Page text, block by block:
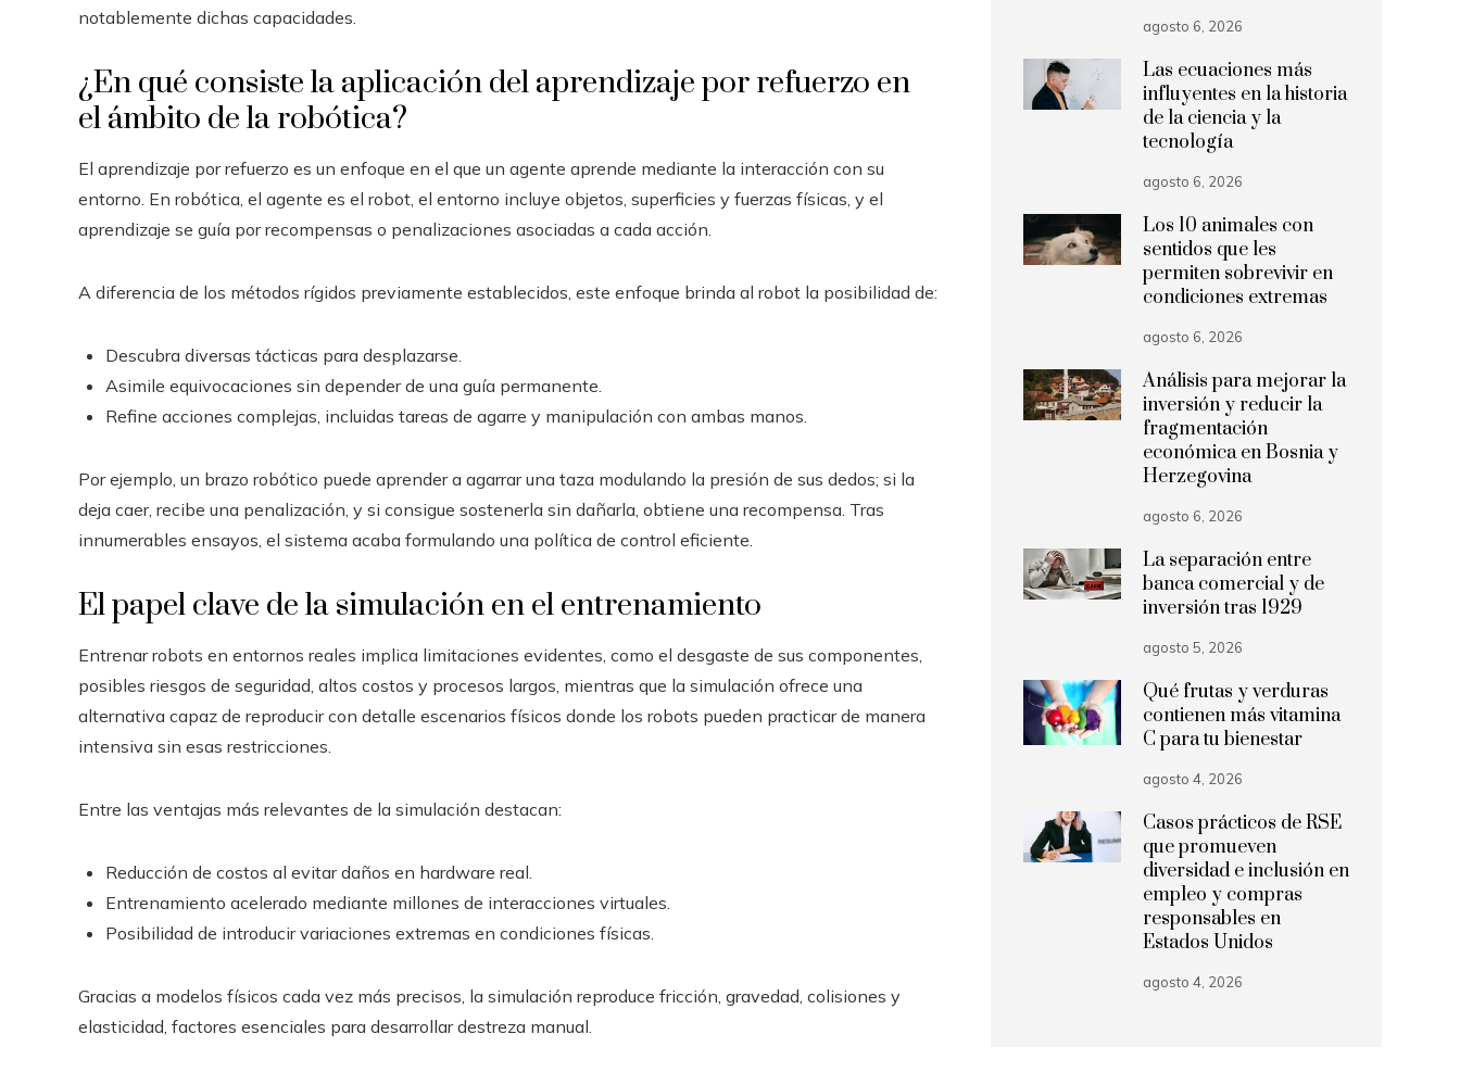
notablemente dichas capacidades.
¿En qué consiste la aplicación del aprendizaje por refuerzo en
el ámbito de la robótica?
El aprendizaje por refuerzo es un enfoque en el que un agente aprende mediante la interacción con su
entorno. En robótica, el agente es el robot, el entorno incluye objetos, superficies y fuerzas físicas, y el
aprendizaje se guía por recompensas o penalizaciones asociadas a cada acción.
A diferencia de los métodos rígidos previamente establecidos, este enfoque brinda al robot la posibilidad de:
Descubra diversas tácticas para desplazarse.
Asimile equivocaciones sin depender de una guía permanente.
Refine acciones complejas, incluidas tareas de agarre y manipulación con ambas manos.
Por ejemplo, un brazo robótico puede aprender a agarrar una taza modulando la presión de sus dedos; si la
deja caer, recibe una penalización, y si consigue sostenerla sin dañarla, obtiene una recompensa. Tras
innumerables ensayos, el sistema acaba formulando una política de control eficiente.
El papel clave de la simulación en el entrenamiento
Entrenar robots en entornos reales implica limitaciones evidentes, como el desgaste de sus componentes,
posibles riesgos de seguridad, altos costos y procesos largos, mientras que la simulación ofrece una
alternativa capaz de reproducir con detalle escenarios físicos donde los robots pueden practicar de manera
intensiva sin esas restricciones.
Entre las ventajas más relevantes de la simulación destacan:
Reducción de costos al evitar daños en hardware real.
Entrenamiento acelerado mediante millones de interacciones virtuales.
Posibilidad de introducir variaciones extremas en condiciones físicas.
Gracias a modelos físicos cada vez más precisos, la simulación reproduce fricción, gravedad, colisiones y
elasticidad, factores esenciales para desarrollar destreza manual.
agosto 6, 2026
Las ecuaciones más
influyentes en la historia
de la ciencia y la
tecnología
agosto 6, 2026
Los 10 animales con
sentidos que les
permiten sobrevivir en
condiciones extremas
agosto 6, 2026
Análisis para mejorar la
inversión y reducir la
fragmentación
económica en Bosnia y
Herzegovina
agosto 6, 2026
La separación entre
banca comercial y de
inversión tras 1929
agosto 5, 2026
Qué frutas y verduras
contienen más vitamina
C para tu bienestar
agosto 4, 2026
Casos prácticos de RSE
que promueven
diversidad e inclusión en
empleo y compras
responsables en
Estados Unidos
agosto 4, 2026